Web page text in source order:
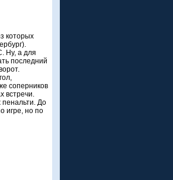
которых
Ну, а для
последний
соперников
встречи.
пенальти. До
игре, но по